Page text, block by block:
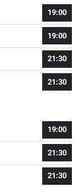
19:00
19:00
21:30
21:30
19:00
21:30
21:30